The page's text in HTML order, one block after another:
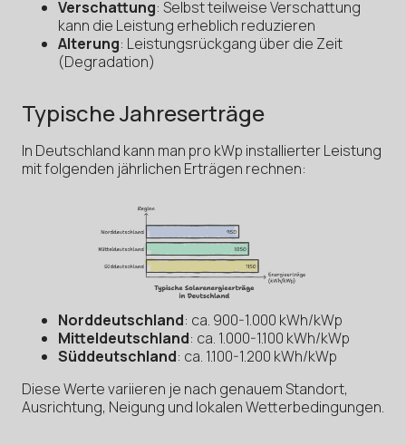
Verschattung: Selbst teilweise Verschattung
kann die Leistung erheblich reduzieren
Alterung: Leistungsrückgang über die Zeit
(Degradation)
Typische Jahreserträge
In Deutschland kann man pro kWp installierter Leistung
mit folgenden jährlichen Erträgen rechnen:
Norddeutschland: ca. 900-1.000 kWh/kWp
Mitteldeutschland: ca. 1.000-1.100 kWh/kWp
Süddeutschland: ca. 1.100-1.200 kWh/kWp
Diese Werte variieren je nach genauem Standort,
Ausrichtung, Neigung und lokalen Wetterbedingungen.